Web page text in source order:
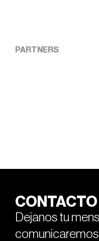
PARTNERS
CONTACTO
Dejanos tu